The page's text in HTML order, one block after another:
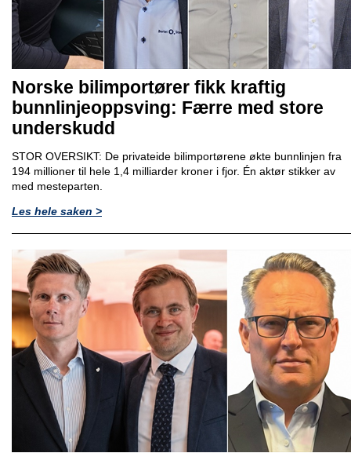
Norske bilimportører fikk kraftig
bunnlinjeoppsving: Færre med store
underskudd
STOR OVERSIKT: De privateide bilimportørene økte bunnlinjen fra
194 millioner til hele 1,4 milliarder kroner i fjor. Én aktør stikker av
med mesteparten.
Les hele saken >